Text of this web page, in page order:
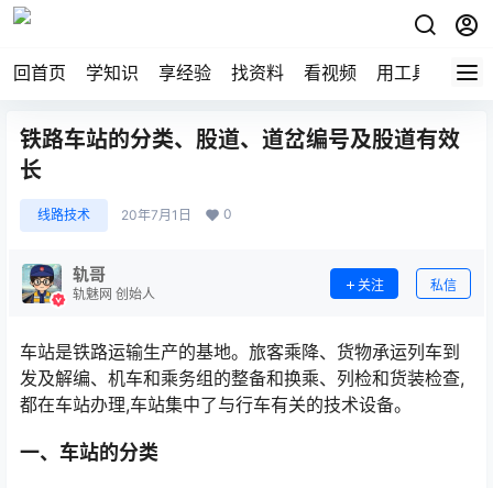
回首页 学知识 享经验 找资料 看视频 用工具 论技
铁路车站的分类、股道、道岔编号及股道有效
长
线路技术 20年7月1日 0
轨哥
轨魅网 创始人
关注 私信
车站是铁路运输生产的基地。旅客乘降、货物承运列车到
发及解编、机车和乘务组的整备和换乘、列检和货装检查,
都在车站办理,车站集中了与行车有关的技术设备。
一、车站的分类